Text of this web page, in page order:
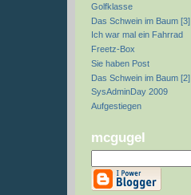
Golfklasse
Das Schwein im Baum [3]
Ich war mal ein Fahrrad
Freetz-Box
Sie haben Post
Das Schwein im Baum [2]
SysAdminDay 2009
Aufgestiegen
mcgugel